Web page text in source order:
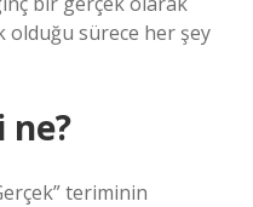
olduğu sürece her şey
ne?
teriminin